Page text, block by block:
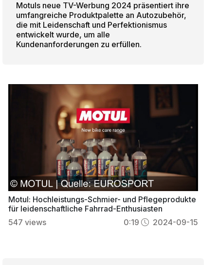
Motuls neue TV-Werbung 2024 präsentiert ihre
umfangreiche Produktpalette an Autozubehör,
die mit Leidenschaft und Perfektionismus
entwickelt wurde, um alle
Kundenanforderungen zu erfüllen.
Motul: Hochleistungs-Schmier- und Pflegeprodukte
für leidenschaftliche Fahrrad-Enthusiasten
547 views 0:19 2024-09-15